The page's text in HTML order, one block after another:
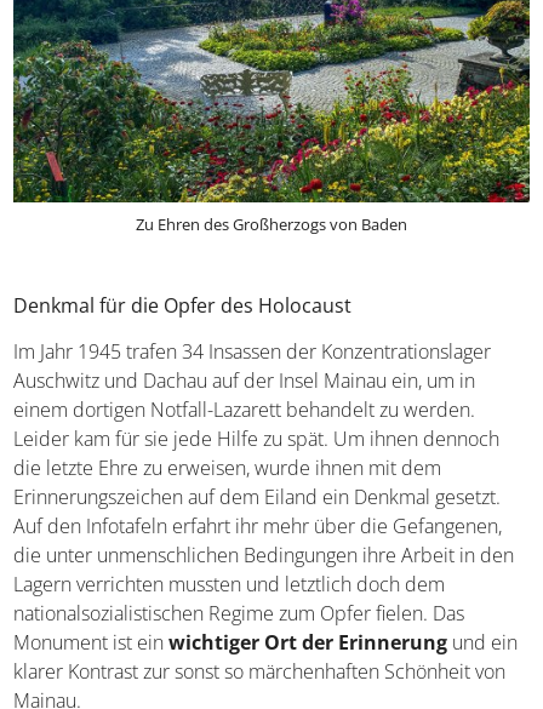
Zu Ehren des Großherzogs von Baden
Denkmal für die Opfer des Holocaust
Im Jahr 1945 trafen 34 Insassen der Konzentrationslager
Auschwitz und Dachau auf der Insel Mainau ein, um in
einem dortigen Notfall-Lazarett behandelt zu werden.
Leider kam für sie jede Hilfe zu spät. Um ihnen dennoch
die letzte Ehre zu erweisen, wurde ihnen mit dem
Erinnerungszeichen auf dem Eiland ein Denkmal gesetzt.
Auf den Infotafeln erfahrt ihr mehr über die Gefangenen,
die unter unmenschlichen Bedingungen ihre Arbeit in
den Lagern verrichten mussten und letztlich doch dem
nationalsozialistischen Regime zum Opfer fielen. Das